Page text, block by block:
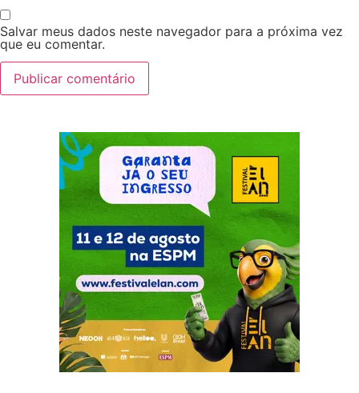
Salvar meus dados neste navegador para a próxima vez
que eu comentar.